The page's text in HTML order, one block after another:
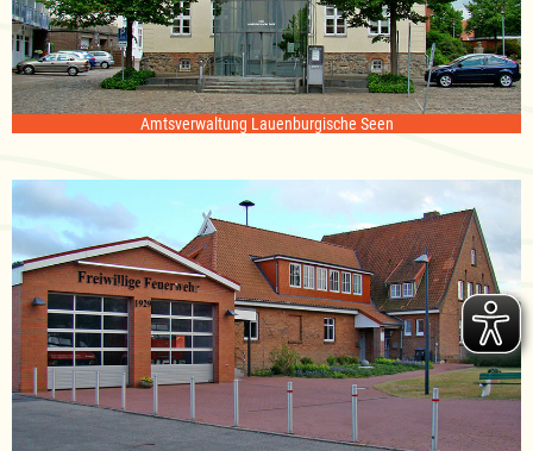
Amtsverwaltung Lauenburgische Seen